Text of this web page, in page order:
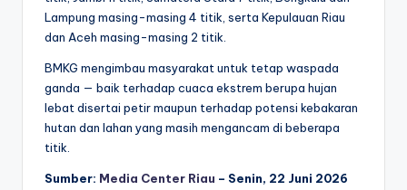
Lampung masing-masing 4 titik, serta Kepulauan Riau
dan Aceh masing-masing 2 titik.
BMKG mengimbau masyarakat untuk tetap waspada
ganda — baik terhadap cuaca ekstrem berupa hujan
lebat disertai petir maupun terhadap potensi kebakaran
hutan dan lahan yang masih mengancam di beberapa
titik.
Sumber: Media Center Riau – Senin, 22 Juni 2026